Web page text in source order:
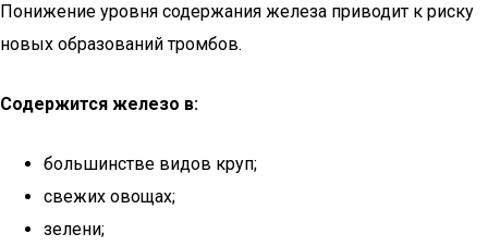
Понижение уровня содержания железа приводит к риску
новых образований тромбов.
Содержится железо в:
большинстве видов круп;
свежих овощах;
зелени;